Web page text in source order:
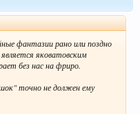
фантазии рано или поздно
яковатовским
без нас на фриро.
точно не должен ему